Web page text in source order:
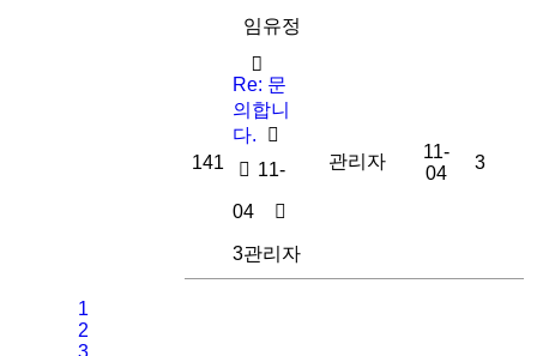
임유정
141
Re: 문
의합니
다.
11-
04
3관리자
관리자
11-
04
3
1
2
3